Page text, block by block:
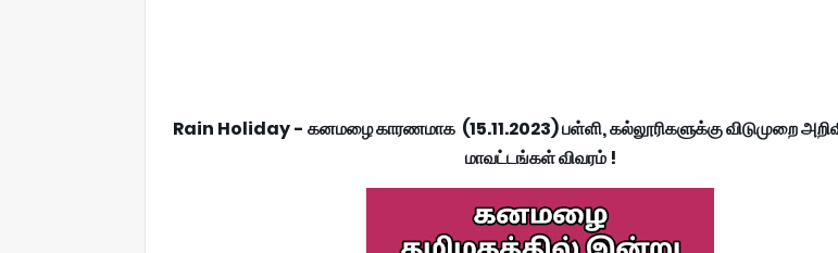
Rain Holiday - கனமழை காரணமாக (15.11.2023) பள்ளி, கல்லூரிகளுக்கு விடுமுறை
மாவட்டங்கள் விவரம் !